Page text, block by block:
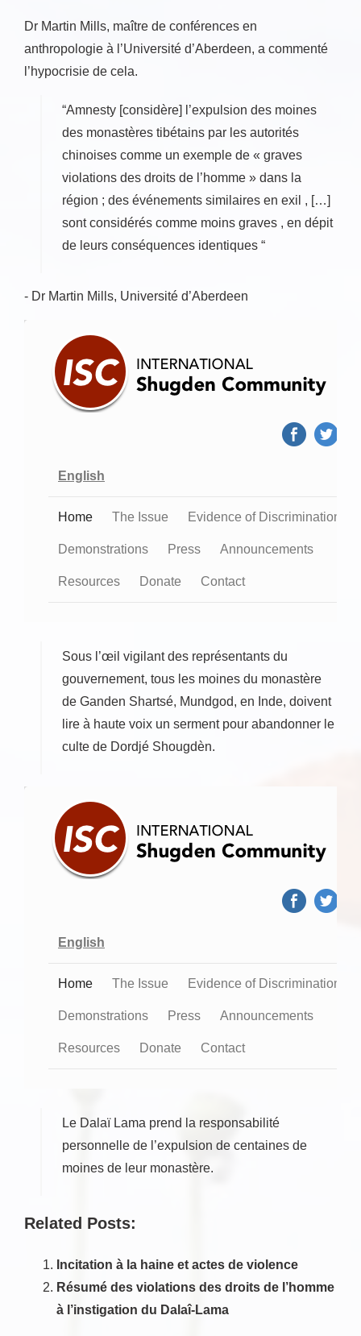
Dr Martin Mills, maître de conférences en
anthropologie à l’Université d’Aberdeen, a commenté
l’hypocrisie de cela.
“Amnesty [considère] l’expulsion des moines
des monastères tibétains par les autorités
chinoises comme un exemple de « graves
violations des droits de l’homme » dans la
région ; des événements similaires en exil , […]
sont considérés comme moins graves , en dépit
de leurs conséquences identiques “
- Dr Martin Mills, Université d’Aberdeen
Sous l’œil vigilant des représentants du
gouvernement, tous les moines du monastère
de Ganden Shartsé, Mundgod, en Inde, doivent
lire à haute voix un serment pour abandonner le
culte de Dordjé Shougdèn.
Le Dalaï Lama prend la responsabilité
personnelle de l’expulsion de centaines de
moines de leur monastère.
Related Posts:
Incitation à la haine et actes de violence
Résumé des violations des droits de l’homme
à l’instigation du Dalaî-Lama